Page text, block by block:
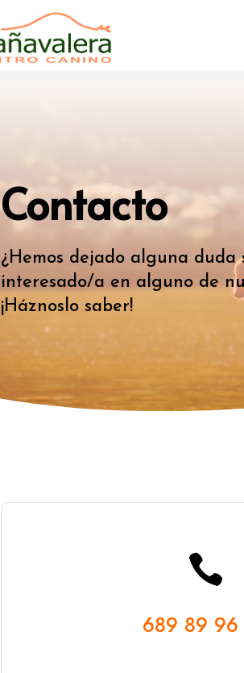
Contacto
¿Hemos dejado alguna duda
interesado/a en alguno de
¡Háznoslo saber!

689 89 96